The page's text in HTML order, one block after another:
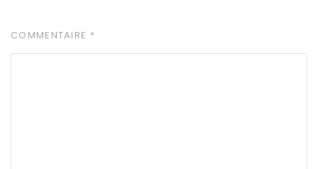
COMMENTAIRE *